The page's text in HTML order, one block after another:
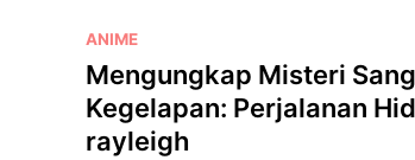
P
o
s
t
e
ANIME
Mengungkap Misteri
Kegelapan: Perjalanan
rayleigh